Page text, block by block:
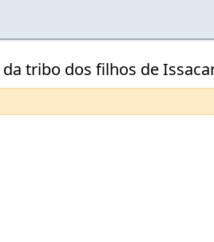
da tribo dos filhos de